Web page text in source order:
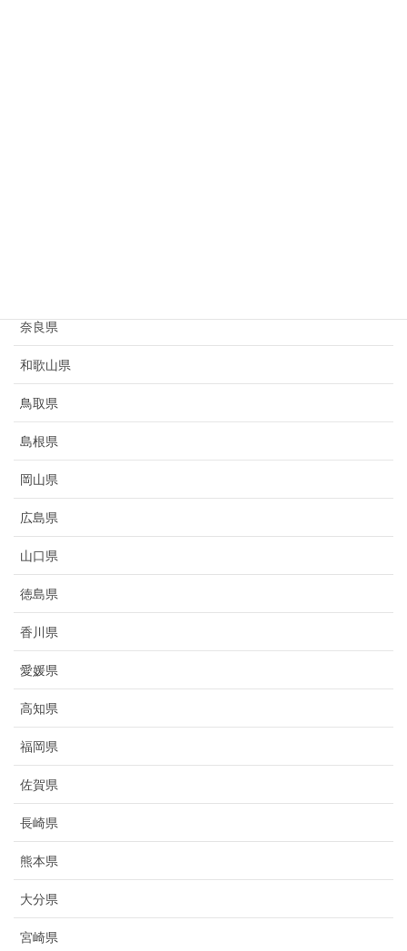
奈良県
和歌山県
鳥取県
島根県
岡山県
広島県
山口県
徳島県
香川県
愛媛県
高知県
福岡県
佐賀県
長崎県
熊本県
大分県
宮崎県